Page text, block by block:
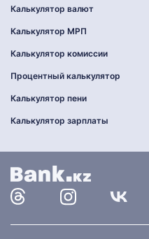
Калькулятор валют
Калькулятор МРП
Калькулятор комиссии
Процентный калькулятор
Калькулятор пени
Калькулятор зарплаты